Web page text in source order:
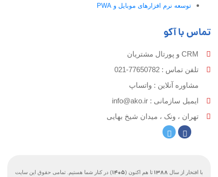
توسعه نرم افزارهای موبایل و PWA
تماس با آکو
CRM و پورتال مشتریان
تلفن تماس :‌ 77650782-021
مشاوره آنلاین : واتساپ
ایمیل سازمانی :‌ info@ako.ir
تهران ، ونک ، میدان شیخ بهایی
با افتخار از سال 1388 تا هم اکنون (1405) در کنار شما هستیم. تمامی حقوق این سایت